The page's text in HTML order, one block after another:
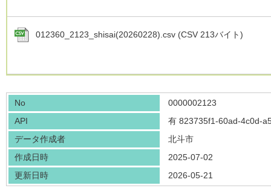
012360_2123_shisai(20260228).csv (CSV 213バイト)
No
0000002123
API
有 823735f1-60ad-4c0d-
データ作成者
北斗市
作成日時
2025-07-02
更新日時
2026-05-21